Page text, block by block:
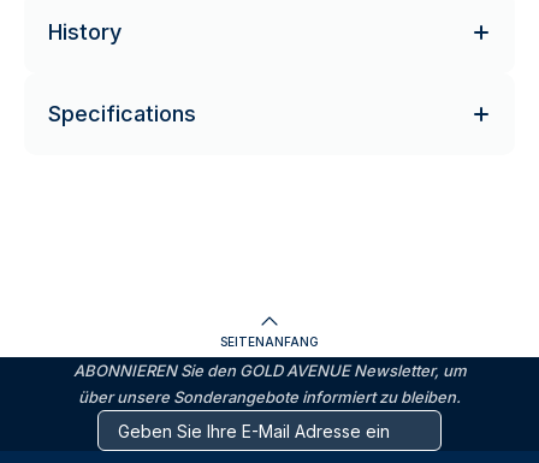
History
Specifications
SEITENANFANG
ABONNIEREN Sie den GOLD AVENUE Newsletter, um
über unsere Sonderangebote informiert zu bleiben.